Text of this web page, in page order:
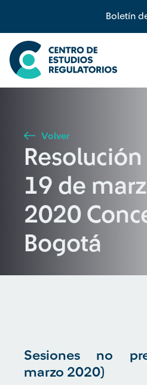
Boletín
Búsqueda
Seleccione país
Buscar
Volver
Resolución
19 de
2020
Bogotá
Sesiones no
marzo 2020)